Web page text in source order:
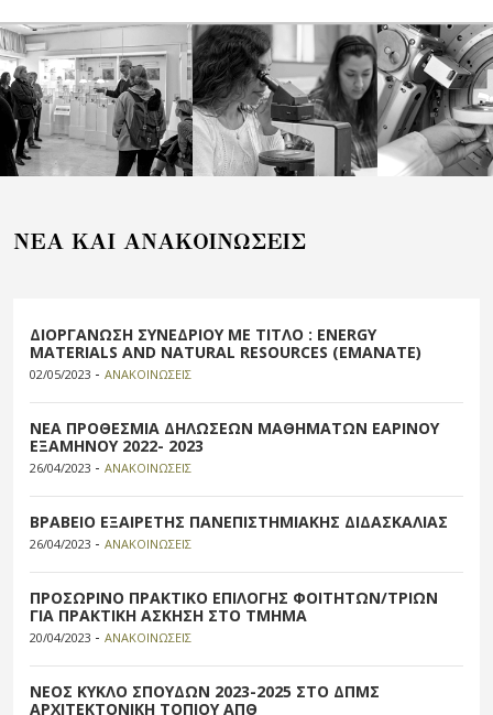
NEA KAI ANAKOIΝΩΣΕΙΣ
ΔΙΟΡΓΑΝΩΣΗ ΣΥΝΕΔΡΙΟΥ ΜΕ ΤΙΤΛΟ : ENERGY
MATERIALS AND NATURAL RESOURCES (EMANATE)
02/05/2023 - ΑΝΑΚΟΙΝΩΣΕΙΣ
ΝΕΑ ΠΡΟΘΕΣΜΙΑ ΔΗΛΩΣΕΩΝ ΜΑΘΗΜΑΤΩΝ ΕΑΡΙΝΟΥ
ΕΞΑΜΗΝΟΥ 2022- 2023
26/04/2023 - ΑΝΑΚΟΙΝΩΣΕΙΣ
ΒΡΑΒΕΙΟ ΕΞΑΙΡΕΤΗΣ ΠΑΝΕΠΙΣΤΗΜΙΑΚΗΣ ΔΙΔΑΣΚΑΛΙΑΣ
26/04/2023 - ΑΝΑΚΟΙΝΩΣΕΙΣ
ΠΡΟΣΩΡΙΝΟ ΠΡΑΚΤΙΚΟ ΕΠΙΛΟΓΗΣ ΦΟΙΤΗΤΩΝ/ΤΡΙΩΝ
ΓΙΑ ΠΡΑΚΤΙΚΗ ΑΣΚΗΣΗ ΣΤΟ ΤΜΗΜΑ
20/04/2023 - ΑΝΑΚΟΙΝΩΣΕΙΣ
ΝΕΟΣ ΚΥΚΛΟ ΣΠΟΥΔΩΝ 2023-2025 ΣΤΟ ΔΠΜΣ
ΑΡΧΙΤΕΚΤΟΝΙΚΗ ΤΟΠΙΟΥ ΑΠΘ